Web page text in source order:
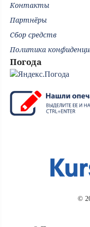
Контакты
Партнёры
Сбор средств
Политика
Погода
©